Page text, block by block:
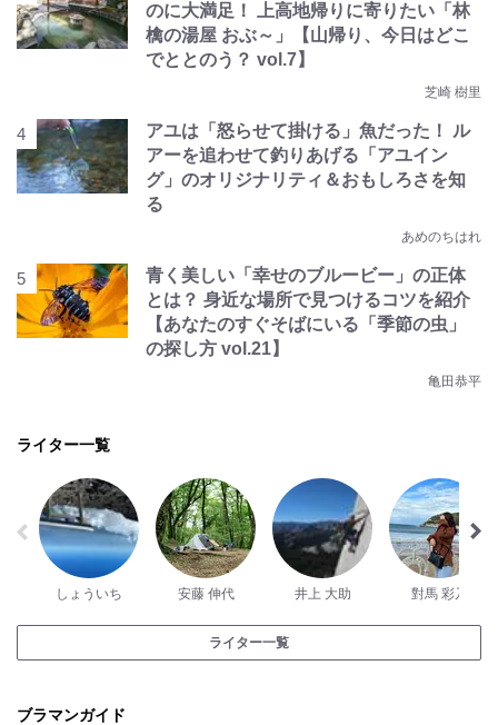
のに大満足！ 上高地帰りに寄りたい「林
檎の湯屋 おぶ～」【山帰り、今日はどこ
でととのう？ vol.7】
芝崎 樹里
アユは「怒らせて掛ける」魚だった！ ル
アーを追わせて釣りあげる「アユイン
グ」のオリジナリティ＆おもしろさを知
る
あめのちはれ
青く美しい「幸せのブルービー」の正体
とは？ 身近な場所で見つけるコツを紹介
【あなたのすぐそばにいる「季節の虫」
の探し方 vol.21】
亀田恭平
ライター一覧
しょういち 安藤 伸代 井上 大助 對馬 彩乃
ライター一覧
ブラマンガイド